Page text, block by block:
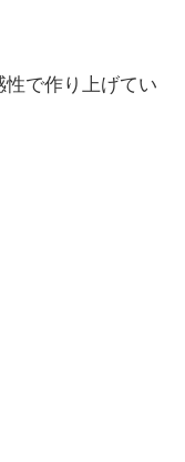
で作り上げてい